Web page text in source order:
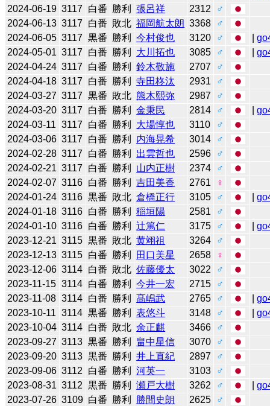
2024-06-19 3117 白番 勝利 張呂祥 2312
♂
2024-06-13 3117 白番 敗北 福岡航太朗 3368
♂
2024-06-05 3117 黒番 勝利 今村俊也 3120 ♂ |
2024-05-01 3117 白番 勝利 大川拓也 3085 ♂ |
2024-04-24 3117 白番 勝利 鈴木敬施 2707
♂
2024-04-18 3117 白番 勝利 寺田柊汰 2931
♂
2024-03-27 3117 黒番 敗北 熊木熙弥 2987
♂
2024-03-20 3117 白番 勝利 金秉民 2814 ♂ |
2024-03-11 3117 白番 勝利 大場惇也 3110
♂
2024-03-06 3117 白番 勝利 内海晃希 3014
♂
2024-02-28 3117 白番 勝利 出雲哲也 2596
♂
2024-02-21 3117 白番 勝利 山内正樹 2374
♂
2024-02-07 3116 白番 勝利 吉田美香 2761
♀
2024-01-24 3116 黒番 敗北 倉橋正行 3105 ♂ |
2024-01-18 3116 白番 勝利 稲垣陽 2581
♂
2024-01-10 3116 白番 勝利 辻󠄀篤仁 3175 ♂ |
2023-12-21 3115 黒番 敗北 黄翊祖 3264
♂
2023-12-13 3115 白番 勝利 田口美星 2658
♀
2023-12-06 3114 白番 敗北 佐藤優太 3022
♂
2023-11-15 3114 白番 勝利 今井一宏 2715
♂
2023-11-08 3114 白番 勝利 髙嶋武 2765 ♂ |
2023-10-11 3114 黒番 勝利 表悠斗 3148 ♂ |
2023-10-04 3114 白番 敗北 余正麒 3466
♂
2023-09-27 3113 黒番 勝利 畠中星信 3070
♂
2023-09-20 3113 黒番 勝利 井上直紀 2897
♂
2023-09-06 3112 白番 勝利 河英一 3103
♂
2023-08-31 3112 黒番 勝利 瀬戸大樹 3262 ♂ |
2023-07-26 3109 白番 勝利 勝間史朗 2625 ♂